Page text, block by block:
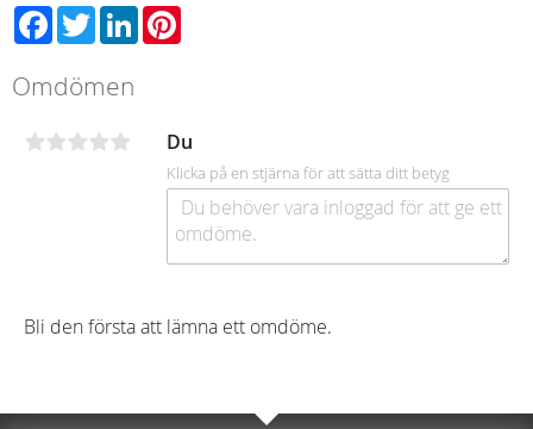
Facebook
TwitterLinkedIn
Omdömen
Du
Klicka på en stjärna för att sätta ditt betyg
Bli den första att lämna ett omdöme.